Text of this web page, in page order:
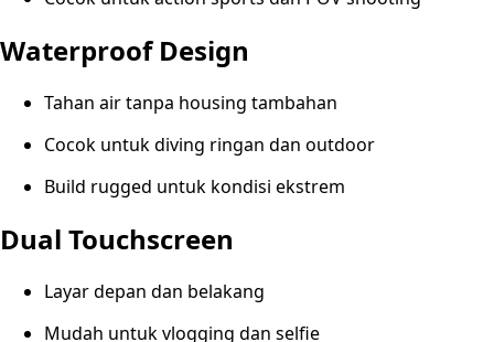
Waterproof Design
Tahan air tanpa housing tambahan
Cocok untuk diving ringan dan outdoor
Build rugged untuk kondisi ekstrem
Dual Touchscreen
Layar depan dan belakang
Mudah untuk vlogging dan selfie